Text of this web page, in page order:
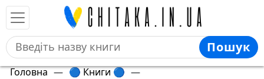
Пошук
Головна — 🔵 Книги 🔵 —